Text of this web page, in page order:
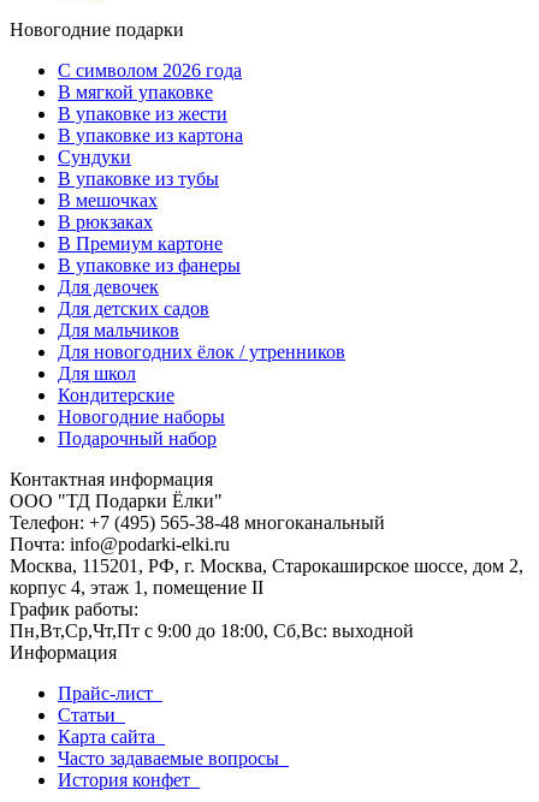
Новогодние подарки
C символом 2026 года
В мягкой упаковке
В упаковке из жести
В упаковке из картона
Сундуки
В упаковке из тубы
В мешочках
В рюкзаках
В Премиум картоне
В упаковке из фанеры
Для девочек
Для детских садов
Для мальчиков
Для новогодних ёлок / утренников
Для школ
Кондитерские
Новогодние наборы
Подарочный набор
Контактная информация
ООО "ТД Подарки Ёлки"
Телефон: +7 (495) 565-38-48 многоканальный
Почта: info@podarki-elki.ru
Москва, 115201, РФ, г. Москва, Старокаширское шоссе, дом 2,
корпус 4, этаж 1, помещение II
График работы:
Пн,Вт,Ср,Чт,Пт с 9:00 до 18:00, Сб,Вс: выходной
Информация
Прайс-лист
Статьи
Карта сайта
Часто задаваемые вопросы
История конфет